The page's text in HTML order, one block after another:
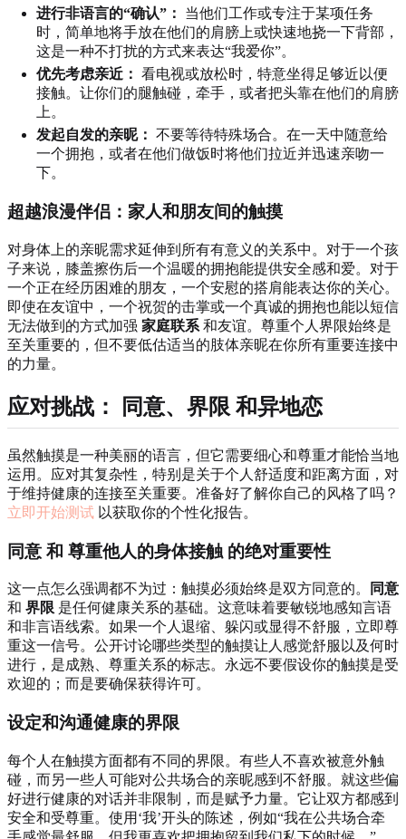
进行非语言的“确认”：
当他们工作或专注于某项任务
时，简单地将手放在他们的肩膀上或快速地挠一下背部，
这是一种不打扰的方式来表达“我爱你”。
优先考虑亲近： 看电视或放松时，特意坐得足够近以便
接触。让你们的腿触碰，牵手，或者把头靠在他们的肩膀
上。
发起自发的亲昵： 不要等待特殊场合。在一天中随意给
一个拥抱，或者在他们做饭时将他们拉近并迅速亲吻一
下。
超越浪漫伴侣：家人和朋友间的触摸
对身体上的亲昵需求延伸到所有有意义的关系中。对于一个孩
子来说，膝盖擦伤后一个温暖的拥抱能提供安全感和爱。对于
一个正在经历困难的朋友，一个安慰的搭肩能表达你的关心。
即使在友谊中，一个祝贺的击掌或一个真诚的拥抱也能以短信
无法做到的方式加强 家庭联系 和友谊。尊重个人界限始终是
至关重要的，但不要低估适当的肢体亲昵在你所有重要连接中
的力量。
应对挑战： 同意、 界限 和异地恋
虽然触摸是一种美丽的语言，但它需要细心和尊重才能恰当地
运用。应对其复杂性，特别是关于个人舒适度和距离方面，对
于维持健康的连接至关重要。准备好了解你自己的风格了吗？
立即开始测试 以获取你的个性化报告。
同意 和 尊重他人的身体接触 的绝对重要性
这一点怎么强调都不为过：触摸必须始终是双方同意的。
同意
和 界限 是任何健康关系的基础。这意味着要敏锐地感知言语
和非言语线索。如果一个人退缩、躲闪或显得不舒服，立即尊
重这一信号。公开讨论哪些类型的触摸让人感觉舒服以及何时
进行，是成熟、尊重关系的标志。永远不要假设你的触摸是受
欢迎的；而是要确保获得许可。
设定和沟通健康的界限
每个人在触摸方面都有不同的界限。有些人不喜欢被意外触
碰，而另一些人可能对公共场合的亲昵感到不舒服。就这些偏
好进行健康的对话并非限制，而是赋予力量。它让双方都感到
安全和受尊重。使用‘我’开头的陈述，例如“我在公共场合牵